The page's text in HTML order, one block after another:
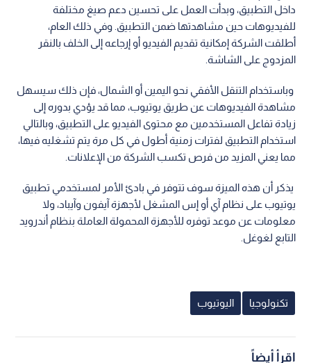
داخل التطبيق، وبدأت العمل على تحسين دعم صيغ مختلفة
للفيديوهات حين مشاهدتها ضمن التطبيق. وفي ذلك العام،
أطلقت الشركة إمكانية تقديم الفيديو أو إرجاعه إلى الخلف بالنقر
المزدوج على الشاشة.
وباستخدام التنقل الأفقي نحو اليمين أو الشمال، فإن ذلك سيسهل
مشاهدة الفيديوهات عن طريق يوتيوب، مما قد يؤدي بدوره إلى
زيادة تفاعل المستخدمين مع محتوى الفيديو على التطبيق، وبالتالي
استخدام التطبيق لفترات زمنية أطول في كل مرة يتم تشغليه فيها،
مما يعني المزيد من فرص تكسب الشركة من الإعلانات.
يذكر أن هذه الميزة سوف تتوفر في بادئ الأمر لمستخدمي تطبيق
يوتيوب على نظام آي أو إس المشغل لأجهزة آيفون وآيباد، ولا
معلومات عن موعد توفره للأجهزة المحمولة العاملة بنظام أندرويد
التابع لغوغل.
تكنولوجيا اليوتيوب
اقرأ أيضاً